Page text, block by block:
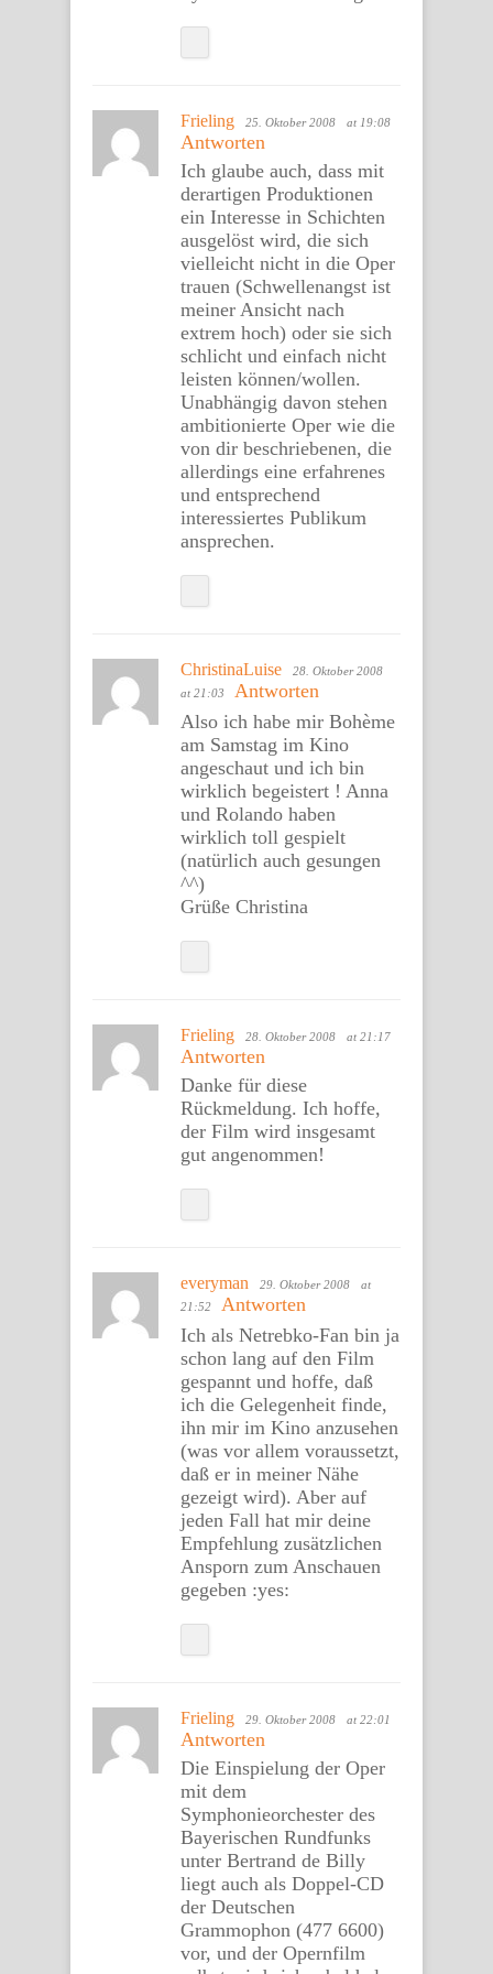
Frieling 25. Oktober 2008 at 19:08
Antworten
Ich glaube auch, dass mit
derartigen Produktionen
ein Interesse in Schichten
ausgelöst wird, die sich
vielleicht nicht in die Oper
trauen (Schwellenangst ist
meiner Ansicht nach
extrem hoch) oder sie sich
schlicht und einfach nicht
leisten können/wollen.
Unabhängig davon stehen
ambitionierte Oper wie die
von dir beschriebenen, die
allerdings eine erfahrenes
und entsprechend
interessiertes Publikum
ansprechen.
ChristinaLuise
28. Oktober 2008
at 21:03
Antworten
Also ich habe mir Bohème
am Samstag im Kino
angeschaut und ich bin
wirklich begeistert ! Anna
und Rolando haben
wirklich toll gespielt
(natürlich auch gesungen
^^)
Grüße Christina
Frieling 28. Oktober 2008 at 21:17
Antworten
Danke für diese
Rückmeldung. Ich hoffe,
der Film wird insgesamt
gut angenommen!
everyman 29. Oktober 2008
at
21:52
Antworten
Ich als Netrebko-Fan bin ja
schon lang auf den Film
gespannt und hoffe, daß
ich die Gelegenheit finde,
ihn mir im Kino anzusehen
(was vor allem voraussetzt,
daß er in meiner Nähe
gezeigt wird). Aber auf
jeden Fall hat mir deine
Empfehlung zusätzlichen
Ansporn zum Anschauen
gegeben :yes:
Frieling 29. Oktober 2008 at 22:01
Antworten
Die Einspielung der Oper
mit dem
Symphonieorchester des
Bayerischen Rundfunks
unter Bertrand de Billy
liegt auch als Doppel-CD
der Deutschen
Grammophon (477 6600)
vor, und der Opernfilm